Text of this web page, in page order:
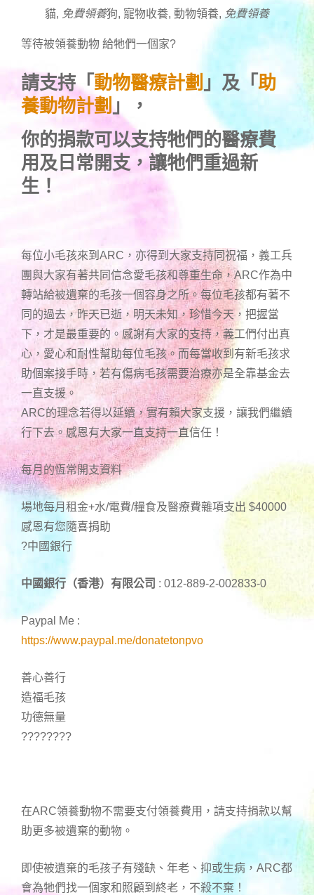
貓, 免費領養狗, 寵物收養, 動物領養, 免費領養
等待被領養動物 給牠們一個家?
請支持「 動物醫療計劃 」及「 助
養動物計劃」，
你的捐款可以支持牠們的醫療費
用及日常開支，讓牠們重過新
生！
每位小毛孩來到ARC，亦得到大家支持同祝福，義工兵
團與大家有著共同信念愛毛孩和尊重生命，ARC作為中
轉站給被遺棄的毛孩一個容身之所。每位毛孩都有著不
同的過去，昨天已逝，明天未知，珍惜今天，把握當
下，才是最重要的。感謝有大家的支持，義工們付出真
心，愛心和耐性幫助每位毛孩。而每當收到有新毛孩求
助個案接手時，若有傷病毛孩需要治療亦是全靠基金去
一直支援。
ARC的理念若得以延續，實有賴大家支援，讓我們繼續
行下去。感恩有大家一直支持一直信任！
每月的恆常開支資料
場地每月租金+水/電費/糧食及醫療費雜項支出 $40000
感恩有您隨喜捐助
?中國銀行
中國銀行（香港）有限公司 : 012-889-2-002833-0
Paypal Me :
https://www.paypal.me/donatetonpvo
善心善行
造福毛孩
功德無量
????????
在ARC領養動物不需要支付領養費用，請支持捐款以幫
助更多被遺棄的動物。
即使被遺棄的毛孩子有殘缺、年老、抑或生病，ARC都
會為牠們找一個家和照顧到終老，不殺不棄！